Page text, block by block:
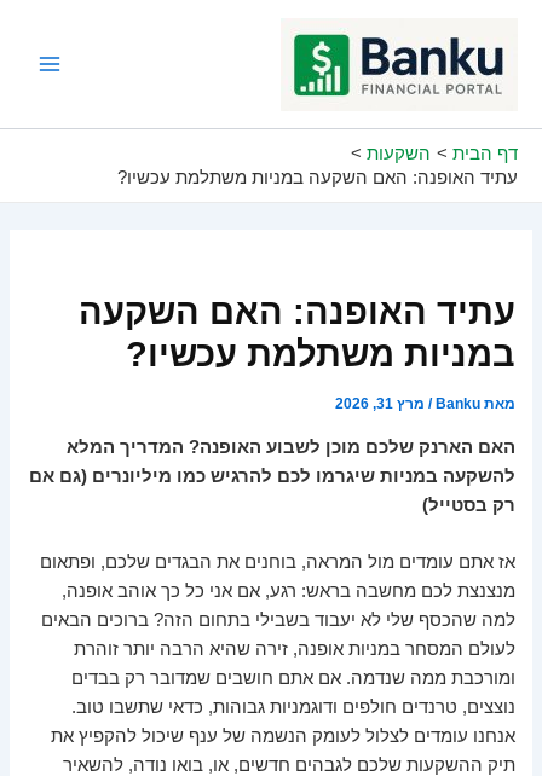
דף הבית
השקעות
עתיד האופנה: האם השקעה במניות משתלמת עכשיו?
עתיד האופנה: האם השקעה
במניות משתלמת עכשיו?
מאתBanku
/ מרץ 31, 2026
האם הארנק שלכם מוכן לשבוע האופנה? המדריך המלא
להשקעה במניות שיגרמו לכם להרגיש כמו מיליונרים (גם אם
רק בסטייל)
אז אתם עומדים מול המראה, בוחנים את הבגדים שלכם, ופתאום
מנצנצת לכם מחשבה בראש: רגע, אם אני כל כך אוהב אופנה,
למה שהכסף שלי לא יעבוד בשבילי בתחום הזה? ברוכים הבאים
לעולם המסחר במניות אופנה, זירה שהיא הרבה יותר זוהרת
ומורכבת ממה שנדמה. אם אתם חושבים שמדובר רק בבדים
נוצצים, טרנדים חולפים ודוגמניות גבוהות, כדאי שתשבו טוב.
אנחנו עומדים לצלול לעומק הנשמה של ענף שיכול להקפיץ את
תיק ההשקעות שלכם לגבהים חדשים, או, בואו נודה, להשאיר